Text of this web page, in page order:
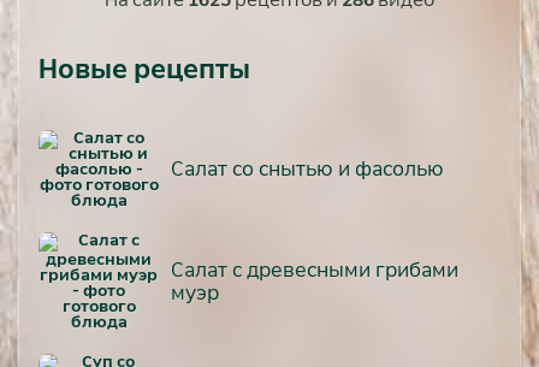
Новые рецепты
Салат со снытью и фасолью
Салат с древесными грибами
муэр